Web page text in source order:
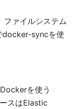
ファイルシステム
docker-syncを使
を使う
スはElastic